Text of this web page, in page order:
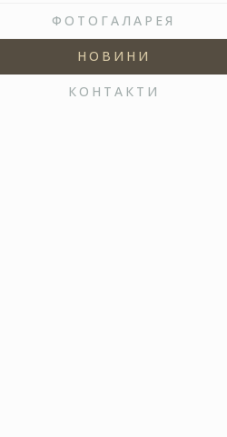
ФОТОГАЛАРЕЯ
НОВИНИ
КОНТАКТИ